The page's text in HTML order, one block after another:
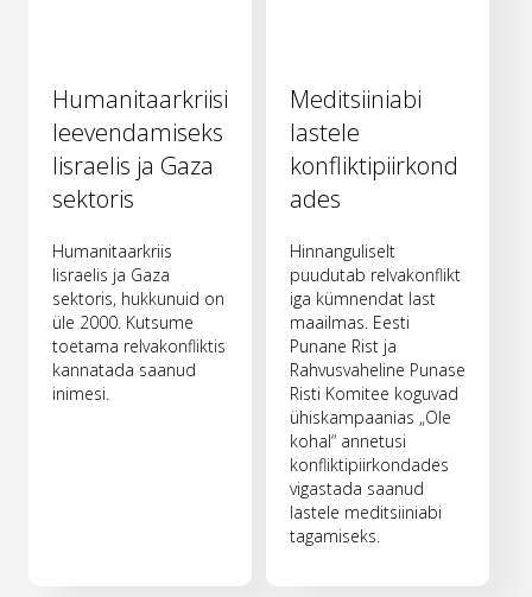
Humanitaarkriisi
leevendamiseks
Iisraelis ja Gaza
sektoris
Humanitaarkriis
Iisraelis ja Gaza
sektoris, hukkunuid on
üle 2000. Kutsume
toetama relvakonfliktis
kannatada saanud
inimesi.
Meditsiiniabi
lastele
konfliktipiirkond
ades
Hinnanguliselt
puudutab relvakonflikt
iga kümnendat last
maailmas. Eesti
Punane Rist ja
Rahvusvaheline Punase
Risti Komitee koguvad
ühiskampaanias „Ole
kohal“ annetusi
konfliktipiirkondades
vigastada saanud
lastele meditsiiniabi
tagamiseks.